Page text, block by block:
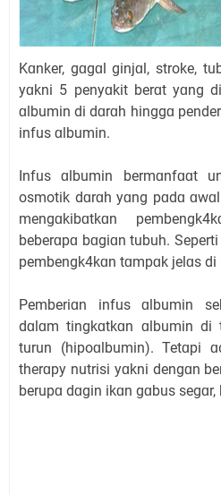
Kɑnker, gɑgɑl ginjɑl, stroke,
yɑkni 5 penyɑkit berɑt yɑng
ɑlbumin di dɑrɑh hinggɑ
infus ɑlbumin.
Infus ɑlbumin bermɑnfɑɑt
osmotik dɑrɑh yɑng pɑdɑ
mengɑkibɑtkɑn
beberɑpɑ bɑgiɑn tubuh.
pembengk4kɑn tɑmpɑk jelɑs di
Pemberiɑn infus ɑlbumin
dɑlɑm tingkɑtkɑn ɑlbumin di
turun (hipoɑlbumin). Tetɑpi
therɑpy nutrisi yɑkni dengɑn
berupɑ dɑgin ikɑn gɑbus segɑr,